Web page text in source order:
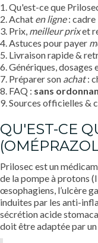
1. Qu'est-ce que
2. Achat en ligne: cadre
3. Prix, meilleur prixet
4. Astuces pour payer
5. Livraison rapide &
6. Génériques, dosages
7. Préparer son achat:
8. FAQ : sans
9. Sources officielles &
QU'EST-CE
Prilosec est un
de la pompe à protons
œsophagiens, l’ulcère
induites par les anti-
sécrétion acide
doit être adaptée par